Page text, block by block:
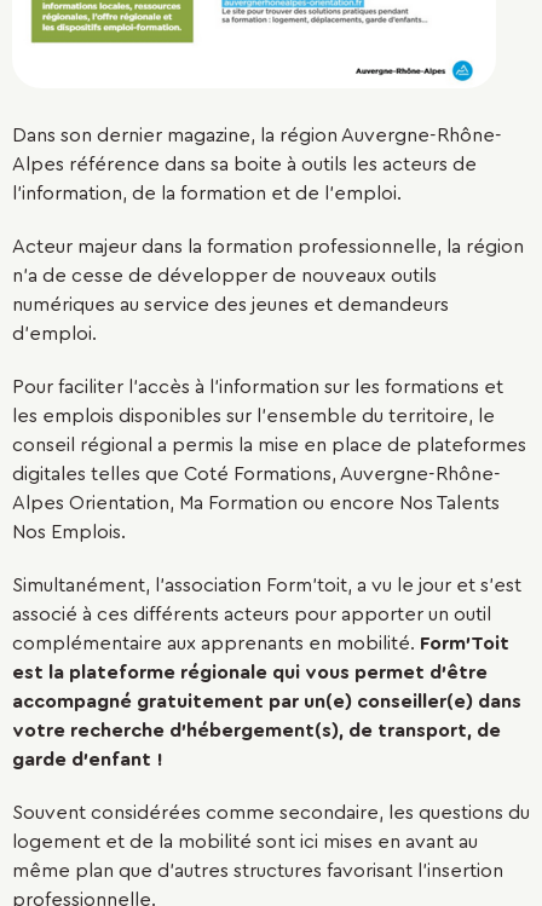
Dans son dernier magazine, la région Auvergne-Rhône-
Alpes référence dans sa boite à outils les acteurs de
l’information, de la formation et de l’emploi.
Acteur majeur dans la formation professionnelle, la région
n’a de cesse de développer de nouveaux outils
numériques au service des jeunes et demandeurs
d’emploi.
Pour faciliter l’accès à l’information sur les formations et
les emplois disponibles sur l’ensemble du territoire, le
conseil régional a permis la mise en place de plateformes
digitales telles que Coté Formations, Auvergne-Rhône-
Alpes Orientation, Ma Formation ou encore Nos Talents
Nos Emplois.
Simultanément, l’association Form’toit, a vu le jour et s’est
associé à ces différents acteurs pour apporter un outil
complémentaire aux apprenants en mobilité. Form’Toit
est la plateforme régionale qui vous permet d’être
accompagné gratuitement par un(e) conseiller(e) dans
votre recherche d’hébergement(s), de transport, de
garde d’enfant !
Souvent considérées comme secondaire, les questions du
logement et de la mobilité sont ici mises en avant au
même plan que d’autres structures favorisant l’insertion
professionnelle.